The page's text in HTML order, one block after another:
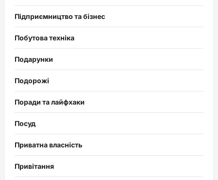
Підприємництво та бізнес
Побутова техніка
Подарунки
Подорожі
Поради та лайфхаки
Посуд
Приватна власність
Привітання